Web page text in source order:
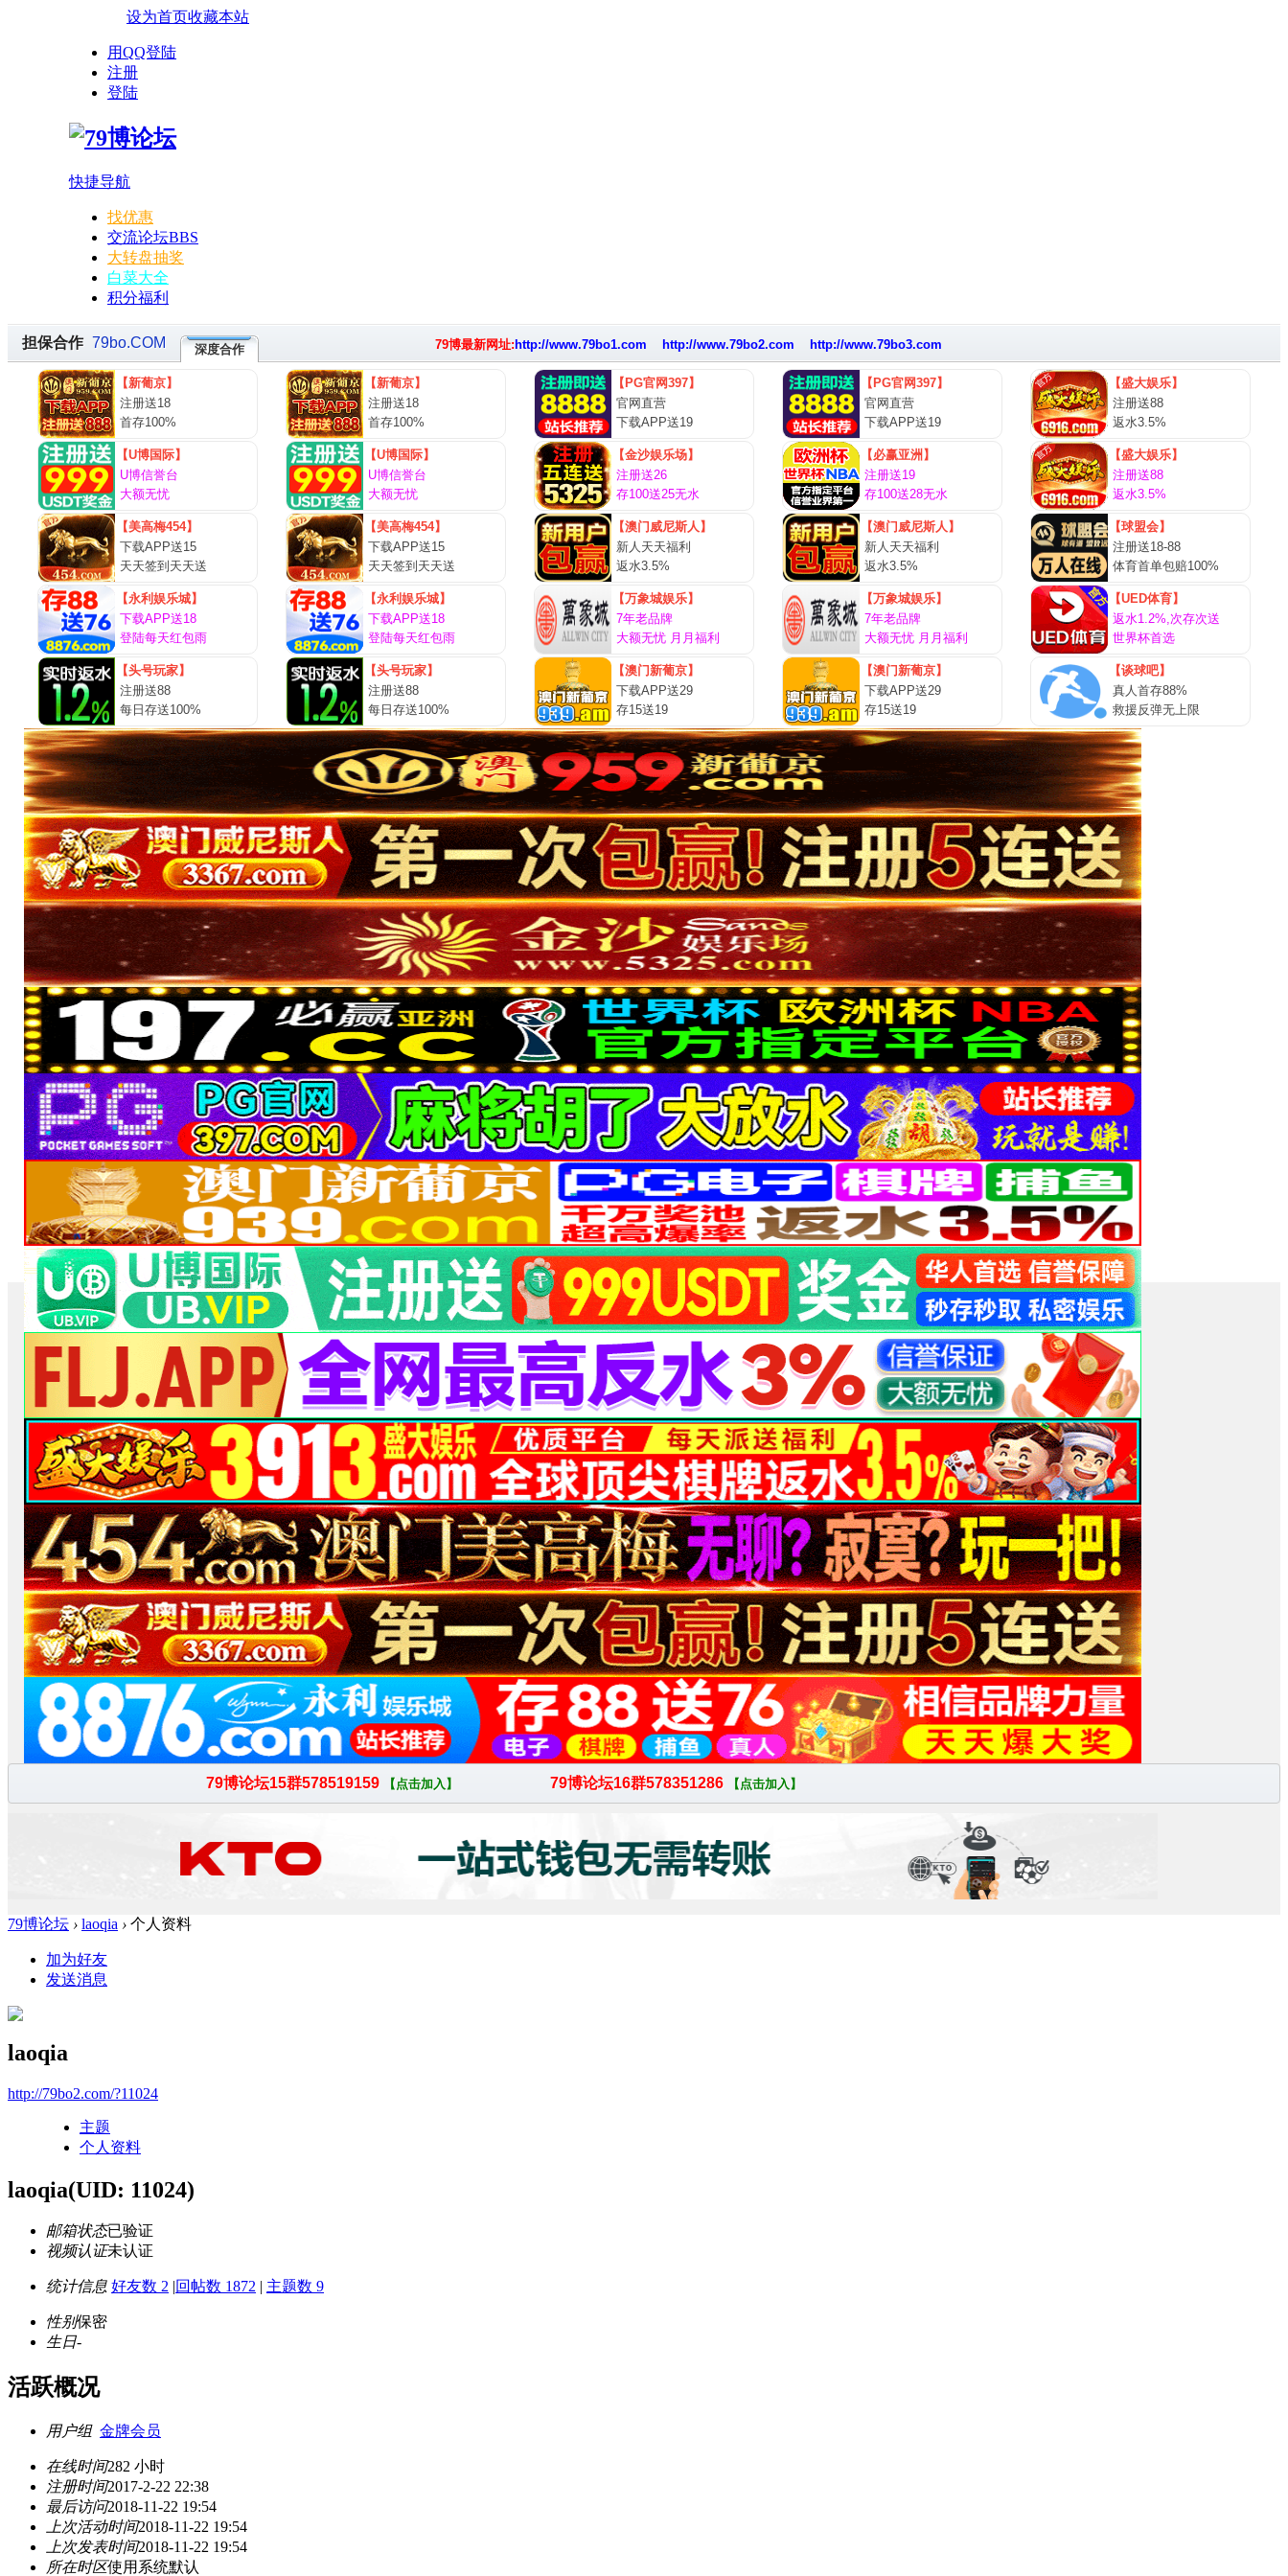
设为首页收藏本站
用QQ登陆
注册
登陆
快捷导航
找优惠
交流论坛BBS
大转盘抽奖
白菜大全
积分福利
79博论坛 › laoqia › 个人资料
加为好友
发送消息
laoqia
http://79bo2.com/?11024
主题
个人资料
laoqia(UID: 11024)
邮箱状态已验证
视频认证未认证
统计信息 好友数 2 |回帖数 1872 | 主题数 9
性别保密
生日-
活跃概况
用户组 金牌会员
在线时间282 小时
注册时间2017-2-22 22:38
最后访问2018-11-22 19:54
上次活动时间2018-11-22 19:54
上次发表时间2018-11-22 19:54
所在时区使用系统默认